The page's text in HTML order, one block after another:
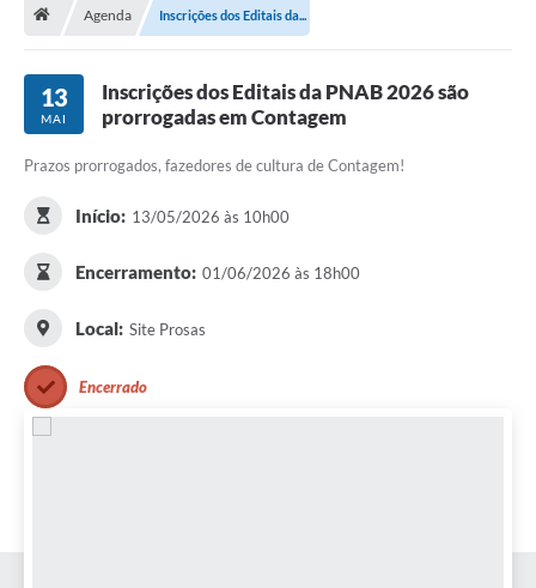
Agenda Inscrições dos Editais da...
13
MAI
Inscrições dos Editais da PNAB 2026 são
prorrogadas em Contagem
Prazos prorrogados, fazedores de cultura de Contagem!
Início: 13/05/2026 às 10h00
Encerramento: 01/06/2026 às 18h00
Local: Site Prosas
Encerrado